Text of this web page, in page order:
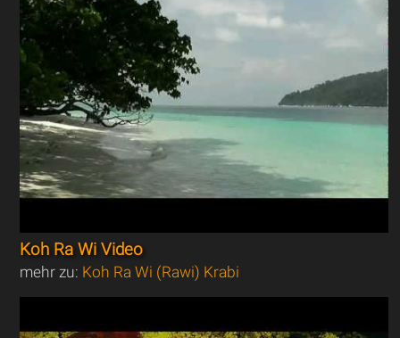
Koh Ra Wi Video
mehr zu: Koh Ra Wi (Rawi) Krabi